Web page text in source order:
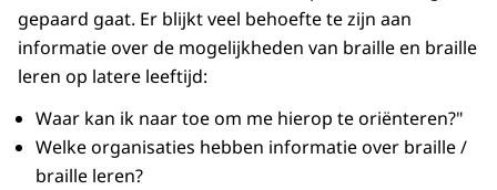
gepaard gaat. Er blijkt veel behoefte te zijn aan
informatie over de mogelijkheden van braille en braille
leren op latere leeftijd:
Waar kan ik naar toe om me hierop te oriënteren?"
Welke organisaties hebben informatie over braille /
braille leren?